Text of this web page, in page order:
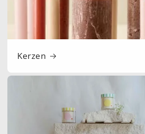
Kerzen